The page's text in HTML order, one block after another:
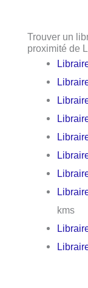
Trouver un
proximité de
kms